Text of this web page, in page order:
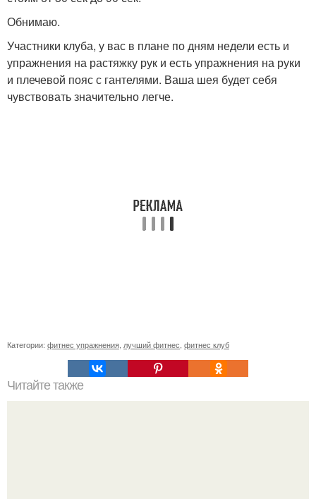
Обнимаю.
Участники клуба, у вас в плане по дням недели есть и
упражнения на растяжку рук и есть упражнения на руки
и плечевой пояс с гантелями. Ваша шея будет себя
чувствовать значительно легче.
Категории: фитнес упражнения лучший фитнес фитнес клуб
Читайте также